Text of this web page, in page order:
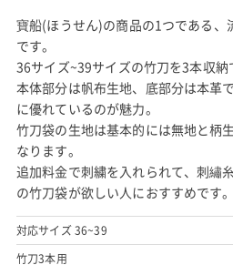
寶船(ほうせん)の商品の1つである、
です。
36サイズ~39サイズの竹刀を3本収納
本体部分は帆布生地、底部分は本革
に優れているのが魅力。
竹刀袋の生地は基本的には無地と柄
なります。
追加料金で刺繍を入れられて、刺繡
の竹刀袋が欲しい人におすすめです。
対応サイズ 36~39
竹刀3本用